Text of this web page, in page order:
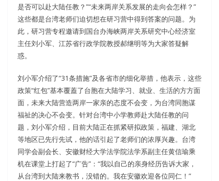
是否可以赴大陆任教？”“未来两岸关系发展的走向会怎样？”
这些都是台湾老师们迫切想在研习营中得到答案的问题。为
此，研习营专程邀请到国台办海峡两岸关系研究中心经济室
主任刘小军、江苏省行政学院教授郝继明等为大家答疑解
惑。
刘小军介绍了“31条措施”及各省市的细化举措，他表示，这些
政策“红包”基本覆蓋了台胞在大陆学习、就业、生活的方方面
面，未来大陆营造两岸一家亲的态度不会变，为台湾同胞谋
福祉的决心不会变。针对台湾中小学教师赴大陆任教的问
题，刘小军介绍，目前大陆正在抓紧研拟政策，福建、湖北
等地区已先行先试，他的话引起了老师们的浓厚兴趣。台湾
同学会副会长、安徽财经大学法学院法学系副主任黄信瑜乘
机在课堂上打起了“广告”：“我以自己的亲身经历告诉大家，
从台湾到大陆来教书，没错的。我在安徽欢迎各位同仁！”